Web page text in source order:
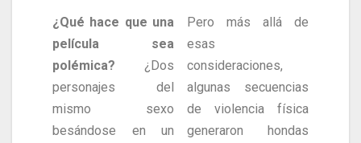
¿Qué hace que una
película sea
polémica? ¿Dos
personajes del
mismo sexo
besándose en un
Pero más allá de
esas
consideraciones,
algunas secuencias
de violencia física
generaron hondas